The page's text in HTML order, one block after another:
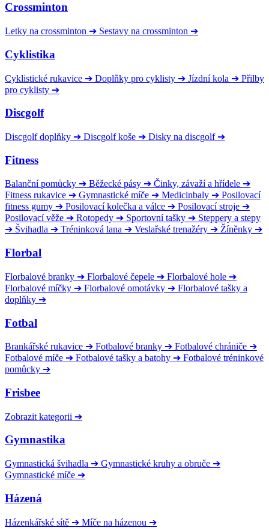
Crossminton
Letky na crossminton ➔ Sestavy na crossminton ➔
Cyklistika
Cyklistické rukavice ➔ Doplňky pro cyklisty ➔ Jízdní kola ➔ Přilby
pro cyklisty ➔
Discgolf
Discgolf doplňky ➔ Discgolf koše ➔ Disky na discgolf ➔
Fitness
Balanční pomůcky ➔ Běžecké pásy ➔ Činky, závaží a hřídele ➔
Fitness rukavice ➔ Gymnastické míče ➔ Medicinbaly ➔ Posilovací
fitness gumy ➔ Posilovací kolečka a válce ➔ Posilovací stroje ➔
Posilovací věže ➔ Rotopedy ➔ Sportovní tašky ➔ Steppery a stepy
➔ Švihadla ➔ Tréninková lana ➔ Veslařské trenažéry ➔ Žíněnky ➔
Florbal
Florbalové branky ➔ Florbalové čepele ➔ Florbalové hole ➔
Florbalové míčky ➔ Florbalové omotávky ➔ Florbalové tašky a
doplňky ➔
Fotbal
Brankářské rukavice ➔ Fotbalové branky ➔ Fotbalové chrániče ➔
Fotbalové míče ➔ Fotbalové tašky a batohy ➔ Fotbalové tréninkové
pomůcky ➔
Frisbee
Zobrazit kategorii ➔
Gymnastika
Gymnastická švihadla ➔ Gymnastické kruhy a obruče ➔
Gymnastické míče ➔
Házená
Házenkářské sítě ➔ Míče na házenou ➔